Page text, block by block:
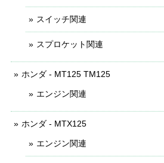
スイッチ関連
スプロケット関連
ホンダ - MT125 TM125
エンジン関連
ホンダ - MTX125
エンジン関連